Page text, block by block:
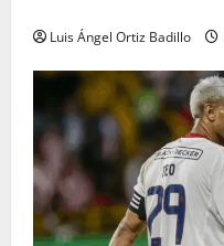
Luis Ángel Ortiz Badillo